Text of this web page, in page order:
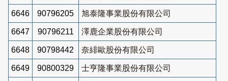
6646 90796205 旭泰隆事業股份有限公司
6647 90796211 澤鹿企業股份有限公司
6648 90798442 奈緋歐股份有限公司
6649 90800329 士亨隆事業股份有限公司